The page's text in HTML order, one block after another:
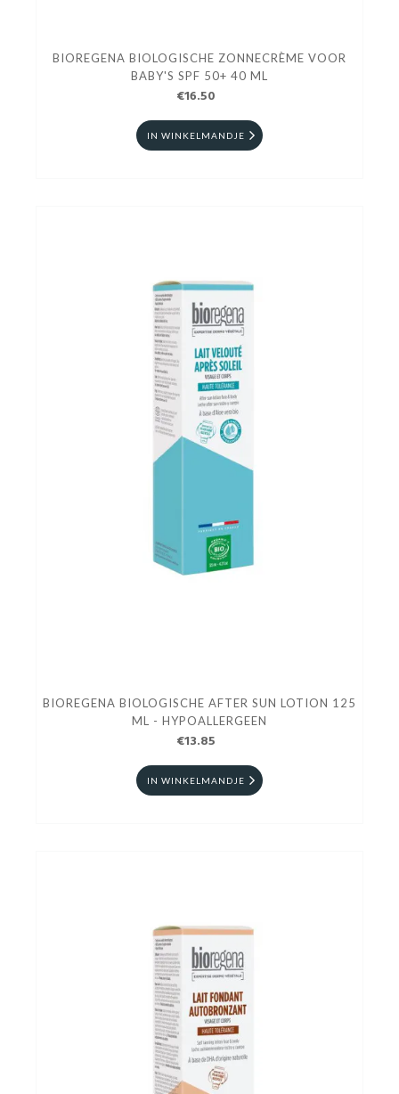
BIOREGENA BIOLOGISCHE ZONNECRÈME VOOR
BABY'S SPF 50+ 40 ML
€16.50
IN WINKELMANDJE
BIOREGENA BIOLOGISCHE AFTER SUN LOTION 125
ML - HYPOALLERGEEN
€13.85
IN WINKELMANDJE